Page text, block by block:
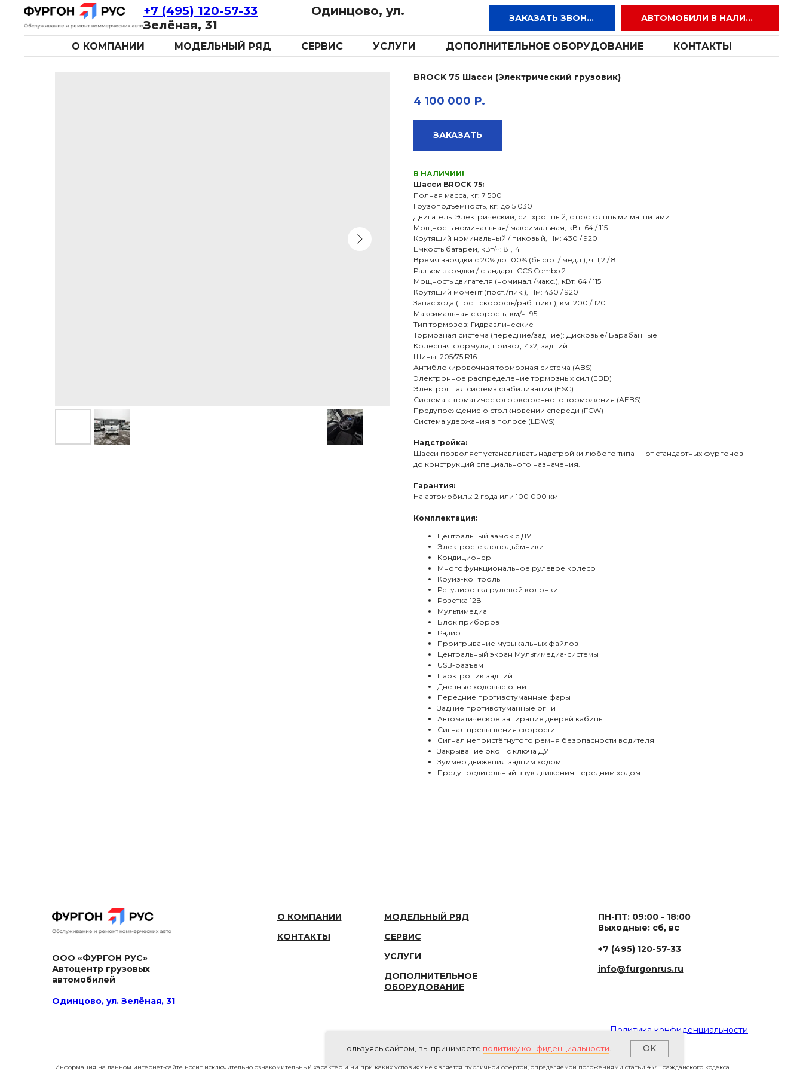
+7 (495) 120-57-33
Одинцово, ул.
Зелёная, 31
ЗАКАЗАТЬ ЗВОНОК АВТОМОБИЛИ В НАЛИЧИИ
О КОМПАНИИ МОДЕЛЬНЫЙ РЯД СЕРВИС УСЛУГИ ДОПОЛНИТЕЛЬНОЕ ОБОРУДОВАНИЕ КОНТАКТЫ
BROCK 75 Шасси (Электрический грузовик)
4 100 000 Р.
ЗАКАЗАТЬ
В НАЛИЧИИ!
Шасси BROCK 75:
Полная масса, кг: 7 500
Грузоподъёмность, кг: до 5 030
Двигатель: Электрический, синхронный, с постоянными магнитами
Мощность номинальная/ максимальная, кВт: 64 / 115
Крутящий номинальный / пиковый, Нм: 430 / 920
Емкость батареи, кВт/ч: 81,14
Время зарядки с 20% до 100% (быстр. / медл.), ч: 1,2 / 8
Разъем зарядки / стандарт: CCS Combo 2
Мощность двигателя (номинал./макс.), кВт: 64 / 115
Крутящий момент (пост./пик.), Нм: 430 / 920
Запас хода (пост. скорость/раб. цикл), км: 200 / 120
Максимальная скорость, км/ч: 95
Тип тормозов: Гидравлические
Тормозная система (передние/задние): Дисковые/ Барабанные
Колесная формула, привод: 4x2, задний
Шины: 205/75 R16
Антиблокировочная тормозная система (ABS)
Электронное распределение тормозных сил (EBD)
Электронная система стабилизации (ESC)
Система автоматического экстренного торможения (AEBS)
Предупреждение о столкновении спереди (FCW)
Система удержания в полосе (LDWS)
Надстройка:
Шасси позволяет устанавливать надстройки любого типа — от стандартных фургонов
до конструкций специального назначения.
Гарантия:
На автомобиль: 2 года или 100 000 км
Комплектация:
Центральный замок с ДУ
Электростеклоподъёмники
Кондиционер
Многофункциональное рулевое колесо
Круиз-контроль
Регулировка рулевой колонки
Розетка 12В
Мультимедиа
Блок приборов
Радио
Проигрывание музыкальных файлов
Центральный экран Мультимедиа-системы
USB-разъём
Парктроник задний
Дневные ходовые огни
Передние противотуманные фары
Задние противотуманные огни
Автоматическое запирание дверей кабины
Сигнал превышения скорости
Сигнал непристёгнутого ремня безопасности водителя
Закрывание окон с ключа ДУ
Зуммер движения задним ходом
Предупредительный звук движения передним ходом
ООО «ФУРГОН РУС»
Автоцентр грузовых
автомобилей
Одинцово, ул. Зелёная, 31
О КОМПАНИИ
КОНТАКТЫ
МОДЕЛЬНЫЙ РЯД
СЕРВИС
УСЛУГИ
ДОПОЛНИТЕЛЬНОЕ
ОБОРУДОВАНИЕ
ПН-ПТ: 09:00 - 18:00
Выходные: сб, вс
+7 (495) 120-57-33
info@furgonrus.ru
Политика конфиденциальности
Информация на данном интернет-сайте носит исключительно ознакомительный характер и ни при каких условиях не является публичной офертой, определяемой положениями статьи 437 Гражданского кодекса
Пользуясь сайтом, вы принимаете политику конфиденциальности. OK